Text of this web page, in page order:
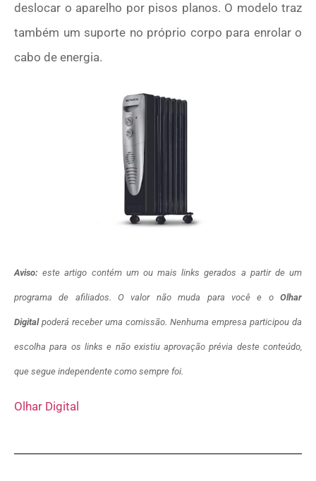
deslocar o aparelho por pisos planos. O modelo traz
também um suporte no próprio corpo para enrolar o
cabo de energia.
Aviso: este artigo contém um ou mais links gerados a partir de um
programa de afiliados. O valor não muda para você e o Olhar
Digitalpoderá receber uma comissão. Nenhuma empresa participou da
escolha para os links e não existiu aprovação prévia deste conteúdo,
que segue independente como sempre foi.
Olhar Digital